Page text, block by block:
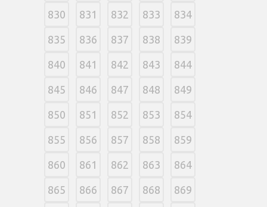
830 831 832 833 834
835 836 837 838 839
840 841 842 843 844
845 846 847 848 849
850 851 852 853 854
855 856 857 858 859
860 861 862 863 864
865 866 867 868 869